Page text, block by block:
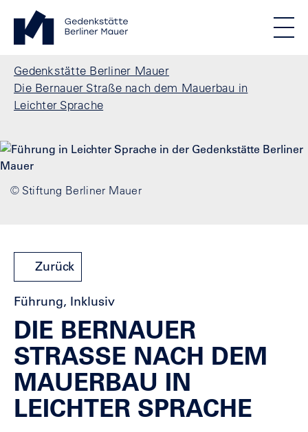
Direkt zum Inhalt
Standortmenu
Show locations
STIFTUNG BERLINER MAUER
Alle Standorte
Gedenkstätte Berliner Mauer Startseite
Pfadnavigation
Gedenkstätte Berliner Mauer
Die Bernauer Straße nach dem Mauerbau in
Leichter Sprache
© Stiftung Berliner Mauer
Zurück
Führung, Inklusiv
DIE BERNAUER
STRASSE NACH DEM M
AUERBAU IN L
EICHTER SPRACHE